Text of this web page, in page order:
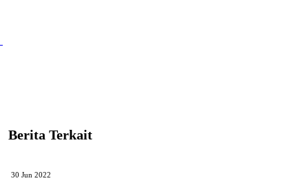
Berita Terkait
30 Jun 2022